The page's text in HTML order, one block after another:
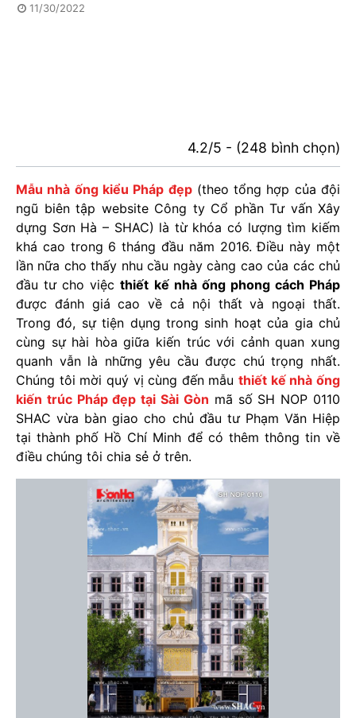
11/30/2022
4.2/5 - (248 bình chọn)
Mẫu nhà ống kiểu Pháp đẹp(theo tổng hợp của đội
ngũ biên tập website Công ty Cổ phần Tư vấn Xây
dựng Sơn Hà – SHAC) là từ khóa có lượng tìm kiếm
khá cao trong 6 tháng đầu năm 2016. Điều này một
lần nữa cho thấy nhu cầu ngày càng cao của các chủ
đầu tư cho việcthiết kế nhà ống phong cách Pháp
được đánh giá cao về cả nội thất và ngoại thất.
Trong đó, sự tiện dụng trong sinh hoạt của gia chủ
cùng sự hài hòa giữa kiến trúc với cảnh quan xung
quanh vẫn là những yêu cầu được chú trọng nhất.
Chúng tôi mời quý vị cùng đến mẫuthiết kế nhà ống
kiến trúc Pháp đẹp tại Sài Gòn mã số SH NOP 0110
SHAC vừa bàn giao cho chủ đầu tư Phạm Văn Hiệp
tại thành phố Hồ Chí Minh để có thêm thông tin về
điều chúng tôi chia sẻ ở trên.